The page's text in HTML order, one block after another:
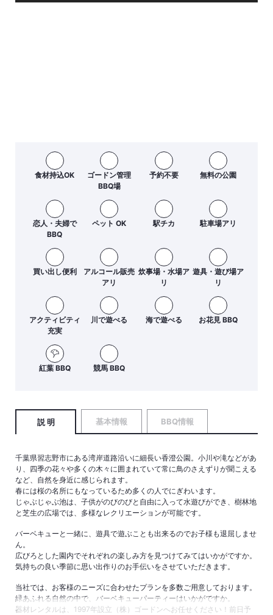
食材持込OK
ゴードン管理
BBQ場
予約不要 無料の公園
恋人・夫婦で
BBQ
ペット OK 駅チカ 駐車場アリ
買い出し便利
アルコール販売
アリ
炊事場・水場ア
リ
遊具・遊び場ア
リ
アクティビティ
充実
川で遊べる 海で遊べる お花見 BBQ
紅葉 BBQ 競馬 BBQ
説 明 基本情報 BBQ情報
千葉県習志野市にある湾岸道路沿いに細長い香澄公園。小川や滝などがあ
り、四季の花々や多くの木々に囲まれていて常に鳥のさえずりが聞こえる
など、自然を身近に感じられます。
春には桜の名所にもなっているため多くの人でにぎわいます。
じゃぶじゃぶ池は、子供がのびのびと自由に入って水遊びができ、樹林地
と芝生の広場では、多様なレクリエーションが可能です。
バーベキューと一緒に、遊具で遊ぶことも出来るのでお子様も退屈しませ
ん。
広びろとした園内でそれぞれの楽しみ方を見つけてみてはいかがですか。
気持ちの良い季節に思い出作りのお手伝いをさせていただきます。
当社では、お客様のニーズに合わせたプランを多数ご用意しております。
緑あふれる自然の中で、バーベキューパーティーはいかがですか。
器材レンタルは、1997年設立（株）ゴードンへお任せください！前日予